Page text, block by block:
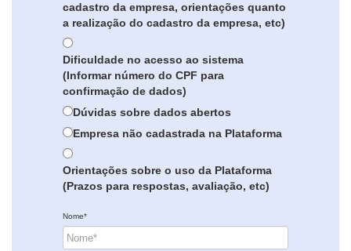
cadastro da empresa, orientações quanto
a realização do cadastro da empresa, etc)
Dificuldade no acesso ao sistema
(Informar número do CPF para
confirmação de dados)
Dúvidas sobre dados abertos
Empresa não cadastrada na Plataforma
Orientações sobre o uso da Plataforma
(Prazos para respostas, avaliação, etc)
Nome*